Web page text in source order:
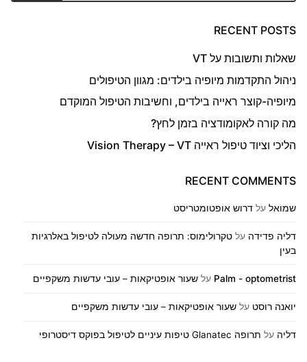
RECENT POSTS
שאלות ותשובות על VT
ניהול התקדמות מיופיה בילדים: מגוון הטיפולים
מיופיה-קוצר ראייה בילדים, וחשיבות הטיפול המוקדם
מה קורה לאקומודציה בזמן לחץ?
הליכי וציוד טיפול ראייה Vision Therapy – VT
RECENT COMMENTS
שמואל על דרוש אופטומטריסט
דליה פדידה על טקרולימוס: תרופה חדשה מעולה לטיפול באלרגיות
בעין
Palm - optometrist על שעור אופטיקאות – עובי עדשות משקפיים
יואנה רוסט על שעור אופטיקאות – עובי עדשות משקפיים
דליה על תרופה Glanatec טיפות עיניים לטיפול בפוקס דיסטרופי